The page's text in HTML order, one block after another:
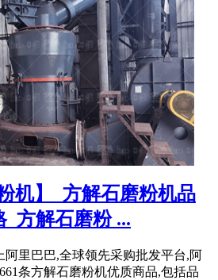
机】_方解石磨粉机品
方解石磨粉 ...
阿里巴巴,全球领先采购批发平台,阿
条方解石磨粉机优质商品,包括品